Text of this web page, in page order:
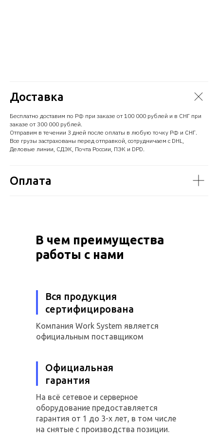
Доставка
Бесплатно доставим по РФ при заказе от 100 000 рублей и в СНГ при
заказе от 300 000 рублей.
Отправим в течении 3 дней после оплаты в любую точку РФ и СНГ.
Все грузы застрахованы перед отправкой, сотрудничаем с DHL,
Деловые линии, СДЭК, Почта России, ПЭК и DPD.
Оплата
В чем преимущества
работы с нами
Вся продукция
сертифицирована
Компания Work System является
официальным поставщиком
Официальная
гарантия
На всё сетевое и серверное
оборудование предоставляется
гарантия от 1 до 3-х лет, в том числе
на снятые с производства позиции.